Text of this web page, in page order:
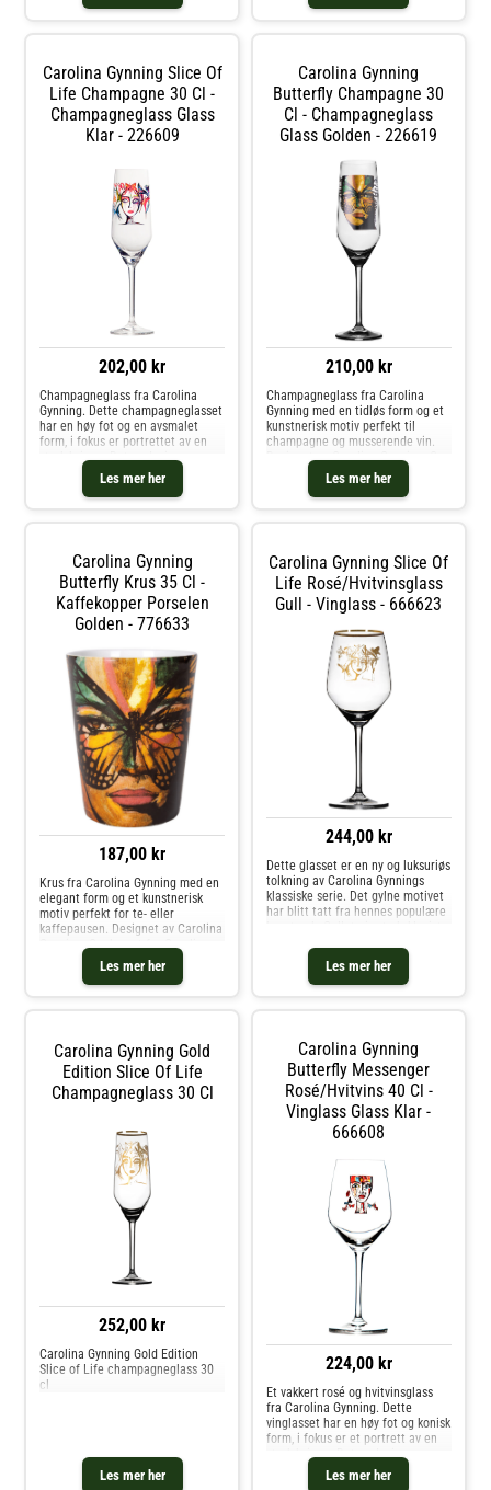
Carolina Gynning Slice Of
Life Champagne 30 Cl -
Champagneglass Glass
Klar - 226609
202,00 kr
Les mer her
Champagneglass fra Carolina
Gynning. Dette champagneglasset
har en høy fot og en avsmalet
form, i fokus er portrettet av en
sterk kvinne. Det er designeren
Carolina Gynning som, med stor
lidenskap og kjærlighet, har
utviklet dette fargerike motivet.
glasset vaskes for hånd. Kjøp
Champagneglass og andre Glass
hos Royal Design.
Carolina Gynning
Butterfly Champagne 30
Cl - Champagneglass
Glass Golden - 226619
210,00 kr
Les mer her
Champagneglass fra Carolina
Gynning med en tidløs form og et
kunstnerisk motiv perfekt til
champagne og musserende vin.
Designet av Carolina Gynning. Om
champagneglasset fra Carolina
Gynning- Laget i Tyskland.-
Kapasitet: 30 cl.- Designet av
champagneglasset- Håndvask
anbefales. Kjøp Champagneglass
og andre Glass hos Royal Design.
Carolina Gynning
Butterfly Krus 35 Cl -
Kaffekopper Porselen
Golden - 776633
187,00 kr
Les mer her
Krus fra Carolina Gynning med en
elegant form og et kunstnerisk
motiv perfekt for te- eller
kaffepausen. Designet av Carolina
Gynning. Om kruset fra Carolina
Gynning- Kapasitet: 35 cl.-
Designet av Carolina Gynning.- Fra
serien Golden Butterfly.
Krus hos Royal Design.
Carolina Gynning Slice Of
Life Rosé/hvitvinsglass
Gull - Vinglass - 666623
244,00 kr
Les mer her
Dette glasset er en ny og luksuriøs
tolkning av Carolina Gynnings
klassiske serie. Det gylne motivet
har blitt tatt fra hennes populære
anledninger som nyttår eller
konfirmasjon. Serien består av
glass til alle anledninger, samt en
Carolina Gynning Gold
Edition Slice Of Life
Champagneglass 30 Cl
252,00 kr
Les mer her
Carolina Gynning Gold Edition
Slice of Life champagneglass 30
cl
Carolina Gynning
Butterfly Messenger
Rosé/hvitvins 40 Cl -
Vinglass Glass Klar -
666608
224,00 kr
Les mer her
Et vakkert rosé og hvitvinsglass
fra Carolina Gynning. Dette
vinglasset har en høy fot og konisk
form, i fokus er et portrett av en
sterk kvinne. Det er designeren
Carolina Gynning som, med stor
lidenskap og kjærlighet, har